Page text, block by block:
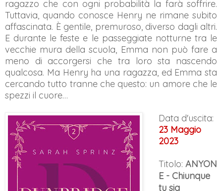
ragazzo che con ogni probabilità la farà soffrire.
Tuttavia, quando conosce Henry ne rimane subito
affascinata. È gentile, premuroso, diverso dagli altri.
E durante le feste e le passeggiate notturne tra le
vecchie mura della scuola, Emma non può fare a
meno di accorgersi che tra loro sta nascendo
qualcosa. Ma Henry ha una ragazza, ed Emma sta
cercando tutto tranne che questo: un amore che le
spezzi il cuore…
Data d'uscita:
23 Maggio
2023
Titolo: ANYON
E - Chiunque
tu sia